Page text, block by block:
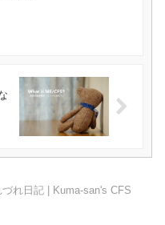
れ日記 | Kuma-san's CFS